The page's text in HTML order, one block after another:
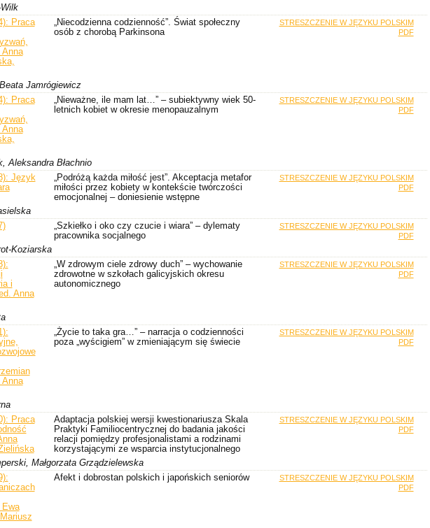
Praca
„Niecodzienna codzienność”. Świat społeczny
osób z chorobą Parkinsona
STRESZCZENIE W JĘZYKU POLSKIM
PDF
Jamrógiewicz
Praca
„Nieważne, ile mam lat…” – subiektywny wiek 50-
letnich kobiet w okresie menopauzalnym
STRESZCZENIE W JĘZYKU POLSKIM
PDF
Aleksandra Błachnio
Język
„Podróżą każda miłość jest”. Akceptacja metafor
miłości przez kobiety w kontekście twórczości
emocjonalnej – doniesienie wstępne
STRESZCZENIE W JĘZYKU POLSKIM
PDF
„Szkiełko i oko czy czucie i wiara” – dylematy
pracownika socjalnego
STRESZCZENIE W JĘZYKU POLSKIM
PDF
Koziarska
i
Anna
„W zdrowym ciele zdrowy duch” – wychowanie
zdrowotne w szkołach galicyjskich okresu
autonomicznego
STRESZCZENIE W JĘZYKU POLSKIM
PDF
Anna
„Życie to taka gra…” – narracja o codzienności
poza „wyścigiem” w zmieniającym się świecie
STRESZCZENIE W JĘZYKU POLSKIM
PDF
Praca
Adaptacja polskiej wersji kwestionariusza Skala
Praktyki Familiocentrycznej do badania jakości
relacji pomiędzy profesjonalistami a rodzinami
korzystającymi ze wsparcia instytucjonalnego
STRESZCZENIE W JĘZYKU POLSKIM
PDF
Małgorzata Grządzielewska
Afekt i dobrostan polskich i japońskich seniorów
STRESZCZENIE W JĘZYKU POLSKIM
PDF